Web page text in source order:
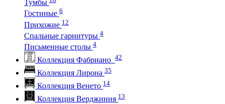
Тумбы
Гостиные 6
Прихожие 12
Спальные гарнитуры 4
Письменные столы 4
Коллекция Фабриано 42
Коллекция Лирона 35
Коллекция Венето 14
Коллекция Верджиния 13